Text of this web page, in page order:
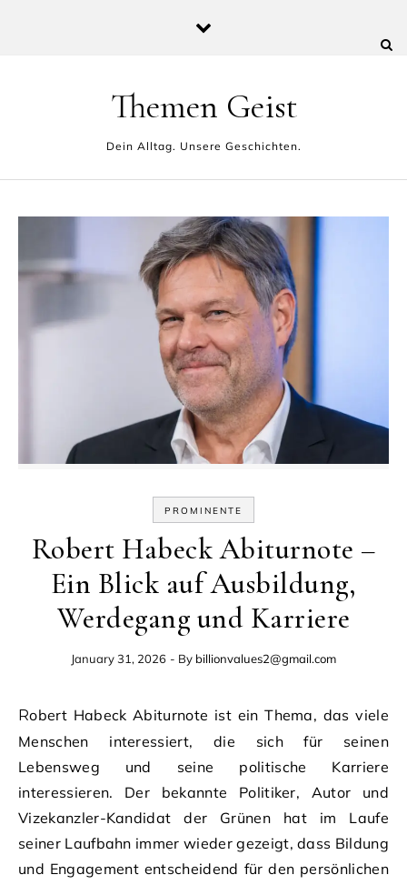
Themen Geist
Dein Alltag. Unsere Geschichten.
PROMINENTE
Robert Habeck Abiturnote –
Ein Blick auf Ausbildung,
Werdegang und Karriere
January 31, 2026 - By billionvalues2@gmail.com
Robert Habeck Abiturnote ist ein Thema, das viele
Menschen interessiert, die sich für seinen
Lebensweg und seine politische Karriere
interessieren. Der bekannte Politiker, Autor und
Vizekanzler-Kandidat der Grünen hat im Laufe
seiner Laufbahn immer wieder gezeigt, dass Bildung
und Engagement entscheidend für den persönlichen